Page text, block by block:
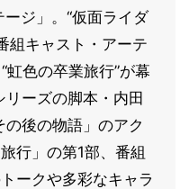
ジ」。“仮面ライダ
組キャスト・アーテ
虹色の卒業旅行”が幕
ーズの脚本・内田
後の物語」のアク
行」の第1部、番組
ークや多彩なキャラ